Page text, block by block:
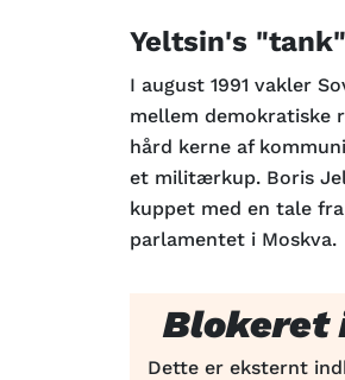
Yeltsin's
I august 1991 vakler
mellem demokratiske
hård kerne af
et militærkup. Boris
kuppet med en tale
parlamentet i Moskva.
Blokeret
Dette er eksternt